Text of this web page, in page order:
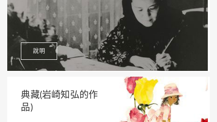
說明
典藏(岩崎知弘的作
品)